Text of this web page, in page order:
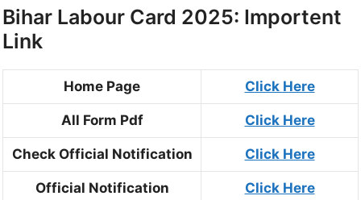
Bihar Labour Card 2025: Importent
Link
Home Page Click Here
All Form Pdf Click Here
Check Official Notification Click Here
Official Notification Click Here